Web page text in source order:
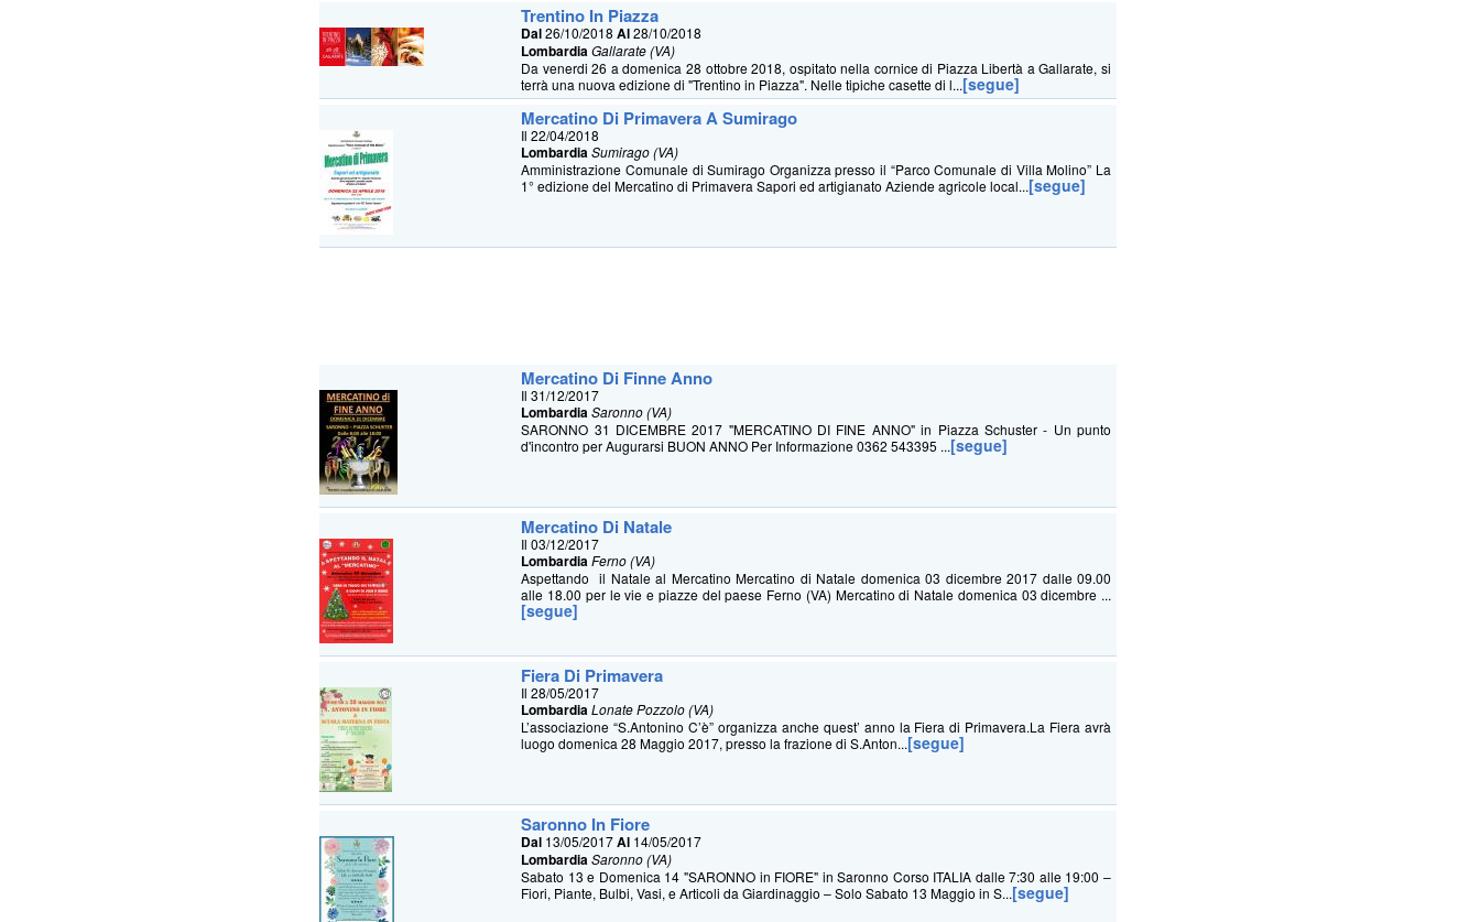
Trentino In Piazza
Dal26/10/2018Al28/10/2018
LombardiaGallarate (VA)
Da venerdi 26 a domenica 28 ottobre 2018, ospitato nella cornice di Piazza Libertà a Gallarate, si
terrà una nuova edizione di "Trentino in Piazza". Nelle tipiche casette di l...[segue]
Mercatino Di Primavera A Sumirago
Il 22/04/2018
LombardiaSumirago (VA)
Amministrazione Comunale di Sumirago Organizza presso il “Parco Comunale di Villa Molino” La
1° edizione del Mercatino di Primavera Sapori ed artigianato Aziende agricole local...[segue]
Mercatino Di Finne Anno
Il 31/12/2017
LombardiaSaronno (VA)
SARONNO 31 DICEMBRE 2017 "MERCATINO DI FINE ANNO" in Piazza Schuster - Un punto
d'incontro per Augurarsi BUON ANNO Per Informazione 0362 543395 ...[segue]
Mercatino Di Natale
Il 03/12/2017
LombardiaFerno (VA)
Aspettando il Natale al Mercatino Mercatino di Natale domenica 03 dicembre 2017 dalle 09.00
alle 18.00 per le vie e piazze del paese Ferno (VA) Mercatino di Natale domenica 03 dicembre ...
[segue]
Fiera Di Primavera
Il 28/05/2017
LombardiaLonate Pozzolo (VA)
L’associazione “S.Antonino C’è” organizza anche quest’ anno la Fiera di Primavera.La Fiera avrà
luogo domenica 28 Maggio 2017, presso la frazione di S.Anton...[segue]
Saronno In Fiore
Dal 13/05/2017Al 14/05/2017
LombardiaSaronno (VA)
Sabato 13 e Domenica 14 "SARONNO in FIORE" in Saronno Corso ITALIA dalle 7:30 alle 19:00 –
Fiori, Piante, Bulbi, Vasi, e Articoli da Giardinaggio – Solo Sabato 13 Maggio in S...[segue]